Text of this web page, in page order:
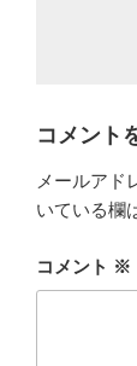
コメント
メールアド
いている欄
コメント ※